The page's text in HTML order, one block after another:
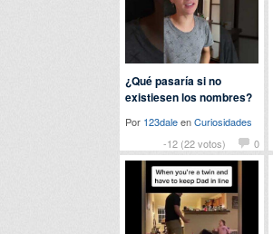
-12 (22 votos) 0
¿Qué pasaría si no
existiesen los nombres?
Por 123daleenCuriosidades